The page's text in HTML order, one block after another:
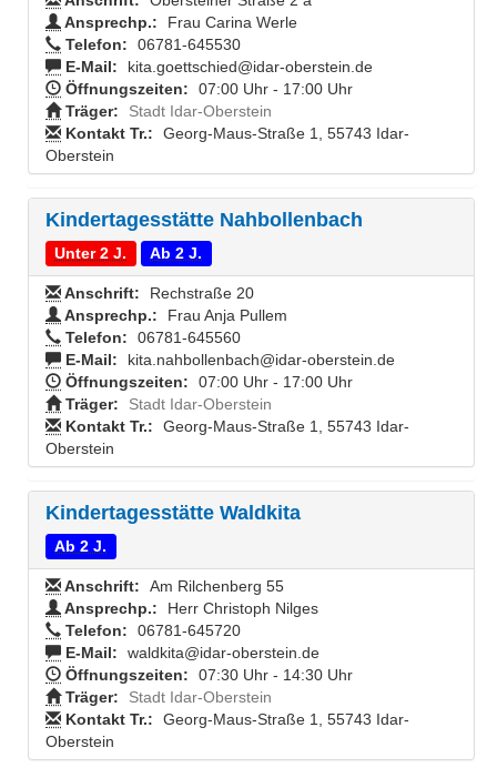
Ansprechp.:
Frau Carina Werle
Telefon:
06781-645530
E-Mail:
kita.goettschied@idar-oberstein.de
Öffnungszeiten:
07:00 Uhr - 17:00 Uhr
Träger:
Stadt Idar-Oberstein
Kontakt Tr.:
Georg-Maus-Straße 1, 55743 Idar-
Oberstein
Kindertagesstätte Nahbollenbach
Unter 2 J. Ab 2 J.
Anschrift:
Rechstraße 20
Ansprechp.:
Frau Anja Pullem
Telefon:
06781-645560
E-Mail:
kita.nahbollenbach@idar-oberstein.de
Öffnungszeiten:
07:00 Uhr - 17:00 Uhr
Träger:
Stadt Idar-Oberstein
Kontakt Tr.:
Georg-Maus-Straße 1, 55743 Idar-
Oberstein
Kindertagesstätte Waldkita
Ab 2 J.
Anschrift:
Am Rilchenberg 55
Ansprechp.:
Herr Christoph Nilges
Telefon:
06781-645720
E-Mail:
waldkita@idar-oberstein.de
Öffnungszeiten:
07:30 Uhr - 14:30 Uhr
Träger:
Stadt Idar-Oberstein
Kontakt Tr.:
Georg-Maus-Straße 1, 55743 Idar-
Oberstein